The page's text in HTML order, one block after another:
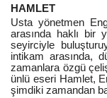
HAMLET
Usta yönetmen
arasında haklı bir
seyirciyle
intikam arasında,
zamanlara özgü
ünlü eseri Hamlet,
şimdiki zamandan